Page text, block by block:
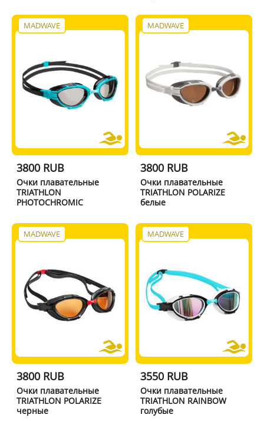
MADWAVE
3800 RUB
Очки плавательные
TRIATHLON
PHOTOCHROMIC
MADWAVE
3800 RUB
Очки плавательные
TRIATHLON POLARIZE
белые
MADWAVE
3800 RUB
Очки плавательные
TRIATHLON POLARIZE
черные
MADWAVE
3550 RUB
Очки плавательные
TRIATHLON RAINBOW
голубые